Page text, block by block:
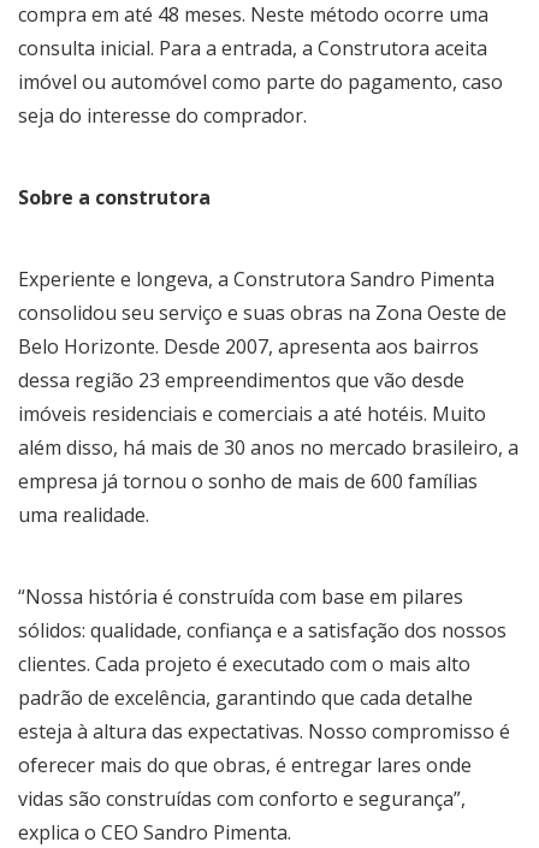
compra em até 48 meses. Neste método ocorre uma
consulta inicial. Para a entrada, a Construtora aceita
imóvel ou automóvel como parte do pagamento, caso
seja do interesse do comprador.
Sobre a construtora
Experiente e longeva, a Construtora Sandro Pimenta
consolidou seu serviço e suas obras na Zona Oeste de
Belo Horizonte. Desde 2007, apresenta aos bairros
dessa região 23 empreendimentos que vão desde
imóveis residenciais e comerciais a até hotéis. Muito
além disso, há mais de 30 anos no mercado brasileiro, a
empresa já tornou o sonho de mais de 600 famílias
uma realidade.
“Nossa história é construída com base em pilares
sólidos: qualidade, confiança e a satisfação dos nossos
clientes. Cada projeto é executado com o mais alto
padrão de excelência, garantindo que cada detalhe
esteja à altura das expectativas. Nosso compromisso é
oferecer mais do que obras, é entregar lares onde
vidas são construídas com conforto e segurança”,
explica o CEO Sandro Pimenta.